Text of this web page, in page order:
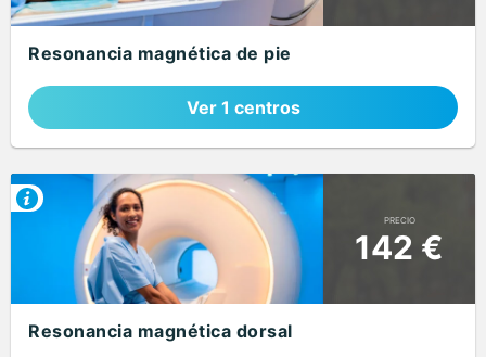
Resonancia magnética de pie
Ver 1 centros
PRECIO
142 €
Resonancia magnética dorsal